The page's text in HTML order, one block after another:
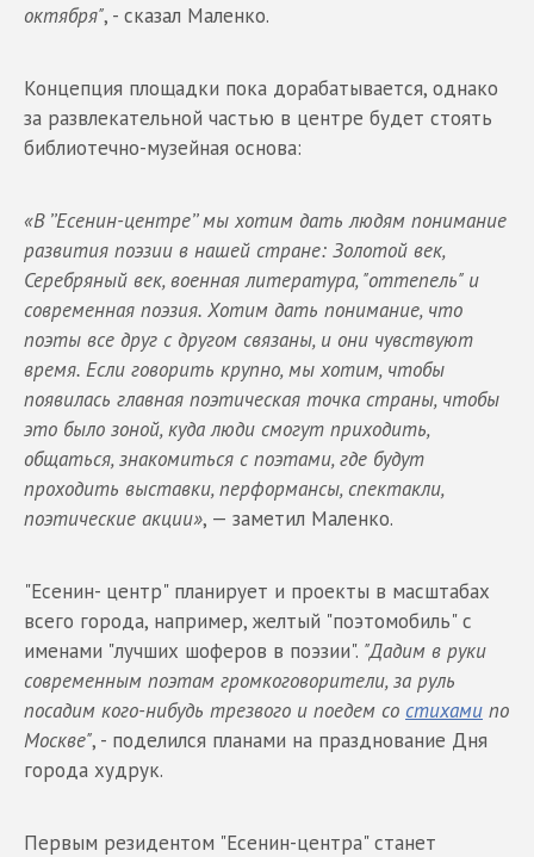
октября", - сказал Маленко.
Концепция площадки пока дорабатывается, однако
за развлекательной частью в центре будет стоять
библиотечно-музейная основа:
«В ’’Есенин-центре’’ мы хотим дать людям понимание
развития поэзии в нашей стране: Золотой век,
Серебряный век, военная литература, "оттепель" и
современная поэзия. Хотим дать понимание, что
поэты все друг с другом связаны, и они чувствуют
время. Если говорить крупно, мы хотим, чтобы
появилась главная поэтическая точка страны, чтобы
это было зоной, куда люди смогут приходить,
общаться, знакомиться с поэтами, где будут
проходить выставки, перформансы, спектакли,
поэтические акции», — заметил Маленко.
"Есенин- центр" планирует и проекты в масштабах
всего города, например, желтый "поэтомобиль" с
именами "лучших шоферов в поэзии". "Дадим в руки
современным поэтам громкоговорители, за руль
посадим кого-нибудь трезвого и поедем со стихами по
Москве", - поделился планами на празднование Дня
города худрук.
Первым резидентом "Есенин-центра" станет